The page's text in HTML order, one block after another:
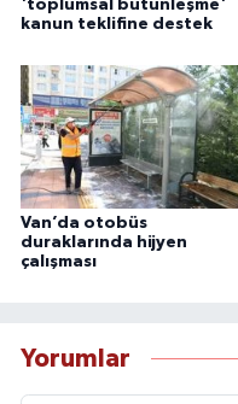
'toplumsal bütünleşme'
kanun teklifine destek
Van’da otobüs
duraklarında hijyen
çalışması
Yorumlar